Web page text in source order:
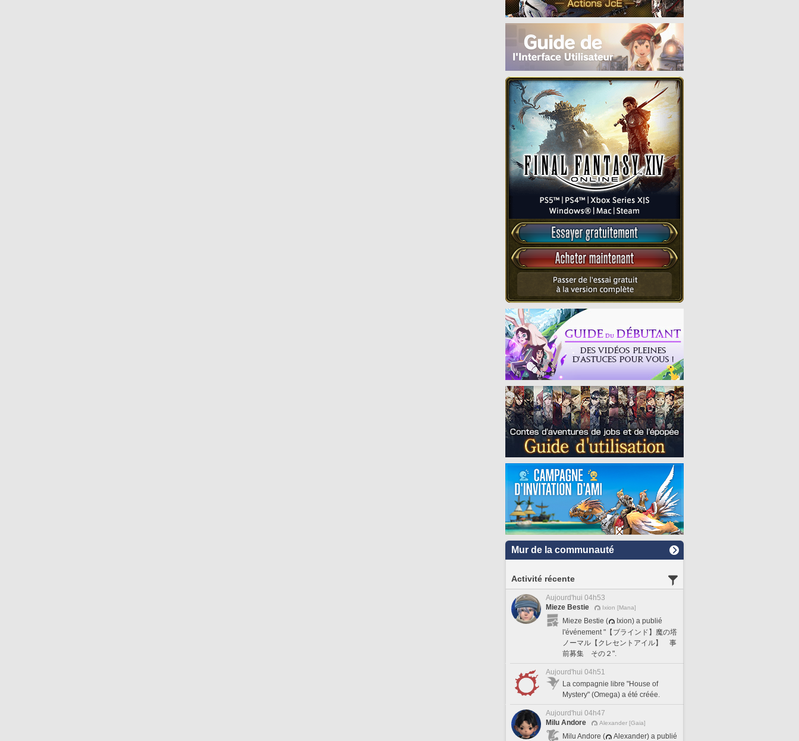
Mur de la communauté
Activité récente
Aujourd'hui 04h53
Mieze Bestie
Ixion [Mana]
Mieze Bestie (
Ixion) a publié
l'événement "【ブラインド】魔の塔
ノーマル【クレセントアイル】 事
前募集 その２".
Aujourd'hui 04h51
La compagnie libre "House of
Mystery" (Omega) a été créée.
Aujourd'hui 04h47
Milu Andore
Alexander [Gaia]
Milu Andore (
Alexander) a publié